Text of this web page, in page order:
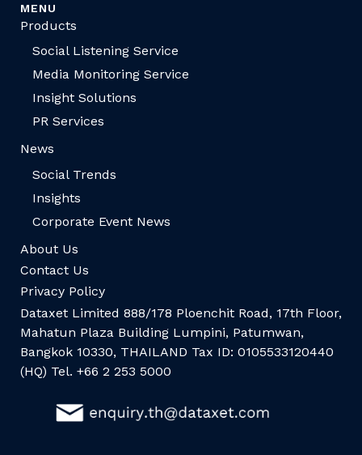
MENU
Products
Social Listening Service
Media Monitoring Service
Insight Solutions
PR Services
News
Social Trends
Insights
Corporate Event News
About Us
Contact Us
Privacy Policy
Dataxet Limited 888/178 Ploenchit Road, 17th Floor,
Mahatun Plaza Building Lumpini, Patumwan,
Bangkok 10330, THAILAND Tax ID: 0105533120440
(HQ) Tel. +66 2 253 5000